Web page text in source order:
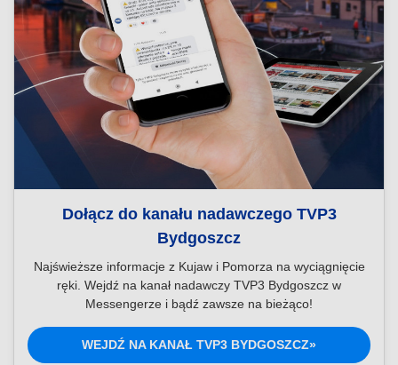
Dołącz do kanału nadawczego TVP3
Bydgoszcz
Najświeższe informacje z Kujaw i Pomorza na wyciągnięcie
ręki. Wejdź na kanał nadawczy TVP3 Bydgoszcz w
Messengerze i bądź zawsze na bieżąco!
WEJDŹ NA KANAŁ TVP3 BYDGOSZCZ»